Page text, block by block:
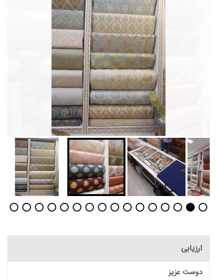
ارزیابی
دوست عزیز